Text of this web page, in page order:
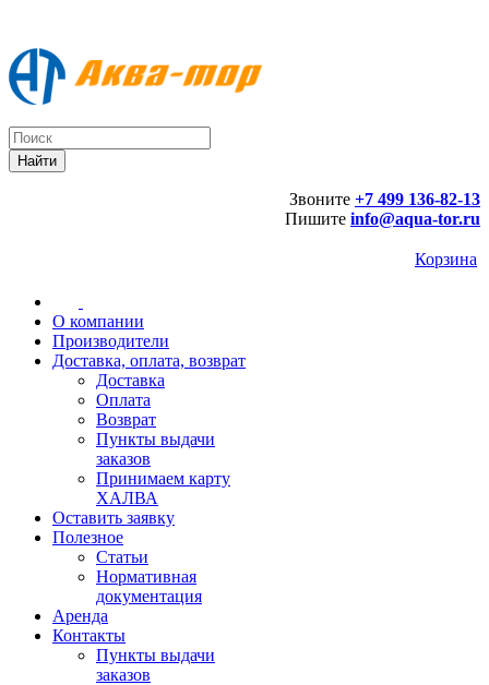
Звоните +7 499 136-82-13
Пишите info@aqua-tor.ru
Корзина
О компании
Производители
Доставка, оплата, возврат
Доставка
Оплата
Возврат
Пункты выдачи
заказов
Принимаем карту
ХАЛВА
Оставить заявку
Полезное
Статьи
Нормативная
документация
Аренда
Контакты
Пункты выдачи
заказов